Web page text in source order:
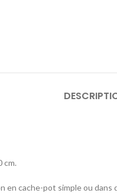
cm.
cache-pot simple ou